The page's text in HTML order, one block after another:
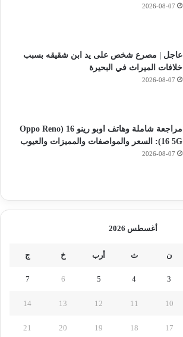
2026-08-07
عاجل | مصرع شخص على يد ابن شقيقه بسبب
خلافات الميراث في البحيرة
2026-08-07
مراجعة شاملة وهاتف اوبو رينو 16 (Oppo Reno
16 5G): السعر والمواصفات والمميزات والعيوب
2026-08-07
أغسطس 2026
ن ث أرب خ ج
3
4
5
6
7
10
11
12
13
14
17
18
19
20
21